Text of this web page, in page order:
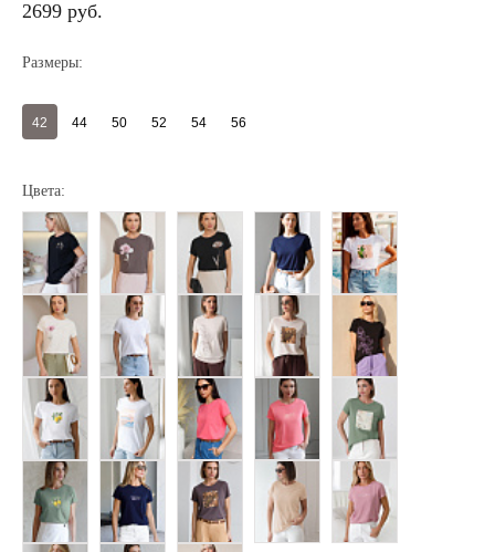
Регистрация Авторизация
2699 руб.
Размеры:
42 44 50 52 54 56
Цвета: